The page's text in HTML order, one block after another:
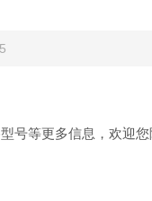
等更多信息，欢迎